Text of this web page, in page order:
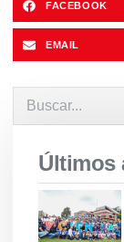
FACEBOOK
EMAIL
Últimos